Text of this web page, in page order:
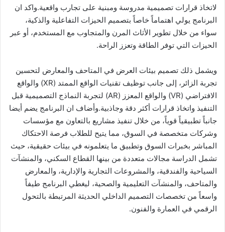
لاتخاذ قرارات تصميمية مدروسة ومبنية على تجارب واقعية.واكد ان
البرنامج يولي اهتماماً خاصاً بتصميم الحيزات التفاعلية والذكية،
سواء من خلال تطوير الأثاث المرن والمتجاوب مع المستخدم، أو عبر
الحيزات التي توفر الطاقة وتعزز الراحة.
ويشمل ذلك تصميم بيئات العرض في المتاحف والمعارض لتحسين
تجربة الزائر، إلى جانب توظيف تقنيات الواقع الممتد (XR) والواقع
الافتراضي (VR) والواقع المعزز (AR) لتجربة النماذج التصميمية قبل
التنفيذ واتخاذ قرارات أكثر دقة وجاذبية.وأضاف ان البرنامج يضم أيضا
جانباً تطبيقياً قوياً، من خلال تنفيذ مشاريع بالتعاون مع مؤسسات
وشركات متخصصة في السوق، مما يتيح للطلاب فرصة الاحتكاك
المباشر بخبرات السوق وتطبيق ما يتعلمونه في بيئات حقيقية، حيث
تشمل الدراسة مجالات متعددة من بينها القطاع السكني، والمنشآت
السياحية والفندقية، والمشروعات التجارية والإدارية، والمعارض
والمتاحف، والمنشآت التعليمية والصحية، ليغطي البرنامج طيفاً
واسعاً من تخصصات التصميم الداخلي الحديثة المرتبطة بالتحول
الرقمي في العمارة والفنون.